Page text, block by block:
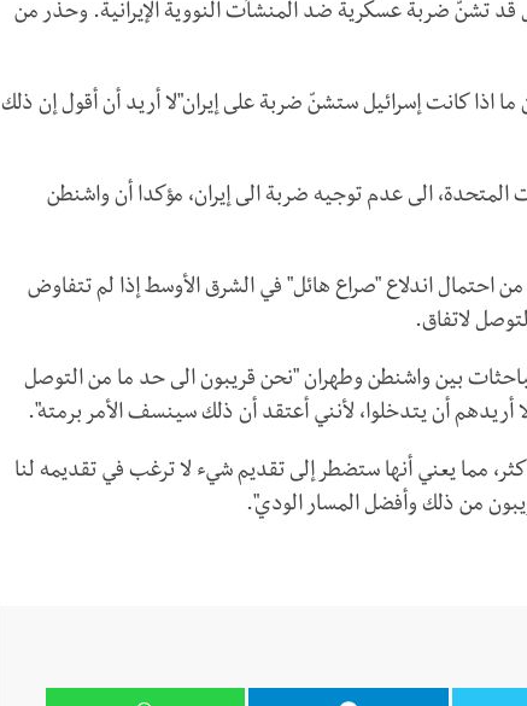
قد تشنّ ضربة عسكرية ضد المنشآت النووية الإيرانية. وحذر من
اذا كانت إسرائيل ستشنّ ضربة على إيران"لا أريد أن أقول إن ذلك
المتحدة، الى عدم توجيه ضربة الى إيران، مؤكدا أن واشنطن
احتمال اندلاع "صراع هائل" في الشرق الأوسط إذا لم تتفاوض
لاتفاق.
بين واشنطن وطهران "نحن قريبون الى حد ما من التوصل
أريدهم أن يتدخلوا، لأنني أعتقد أن ذلك سينسف الأمر برمته".
مما يعني أنها ستضطر إلى تقديم شيء لا ترغب في تقديمه لنا
من ذلك وأفضل المسار الودي".